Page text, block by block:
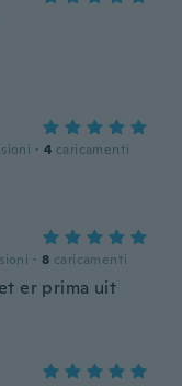
· 4 caricamenti
· 8 caricamenti
er prima uit